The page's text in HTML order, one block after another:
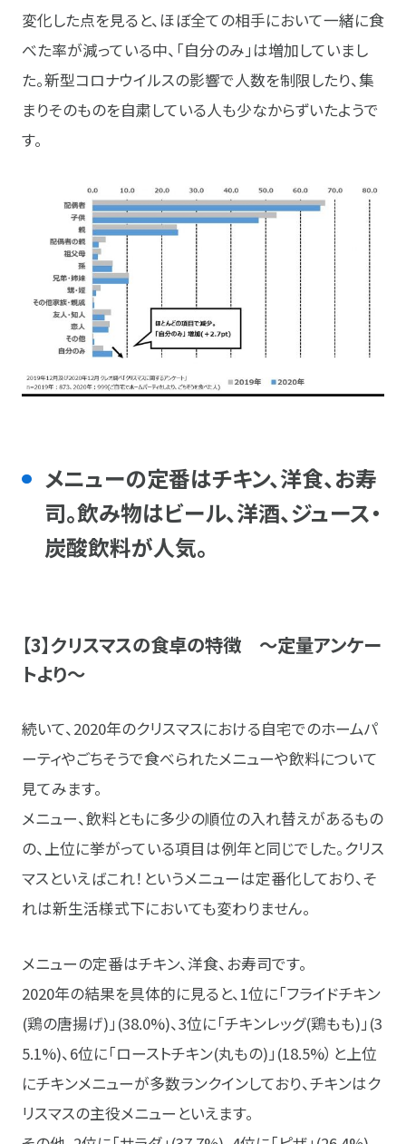
変化した点を見ると、ほぼ全ての相手において一緒に食
べた率が減っている中、「自分のみ」は増加していまし
た。新型コロナウイルスの影響で人数を制限したり、集
まりそのものを自粛している人も少なからずいたようで
す。
メニューの定番はチキン、洋食、お寿
司。飲み物はビール、洋酒、ジュース・
炭酸飲料が人気。
【3】クリスマスの食卓の特徴 ～定量アンケー
トより～
続いて、2020年のクリスマスにおける自宅でのホームパ
ーティやごちそうで食べられたメニューや飲料について
見てみます。
メニュー、飲料ともに多少の順位の入れ替えがあるもの
の、上位に挙がっている項目は例年と同じでした。クリス
マスといえばこれ！というメニューは定番化しており、そ
れは新生活様式下においても変わりません。
メニューの定番はチキン、洋食、お寿司です。
2020年の結果を具体的に見ると、1位に「フライドチキン
(鶏の唐揚げ)」(38.0%)、3位に「チキンレッグ(鶏もも)」(3
5.1%)、6位に「ローストチキン(丸もの)」(18.5%）と上位
にチキンメニューが多数ランクインしており、チキンはク
リスマスの主役メニューといえます。